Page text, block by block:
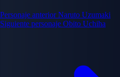
Personaje anterior Naruto Uzumaki
Siguiente personaje Obito Uchiha